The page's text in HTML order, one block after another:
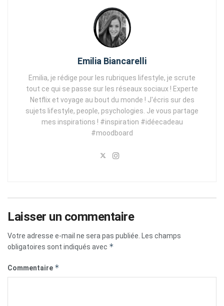
Emilia Biancarelli
Emilia, je rédige pour les rubriques lifestyle, je scrute
tout ce qui se passe sur les réseaux sociaux ! Experte
Netflix et voyage au bout du monde ! J'écris sur des
sujets lifestyle, people, psychologies. Je vous partage
mes inspirations ! #inspiration #idéecadeau
#moodboard
Laisser un commentaire
Votre adresse e-mail ne sera pas publiée.
Les champs
obligatoires sont indiqués avec *
Commentaire *